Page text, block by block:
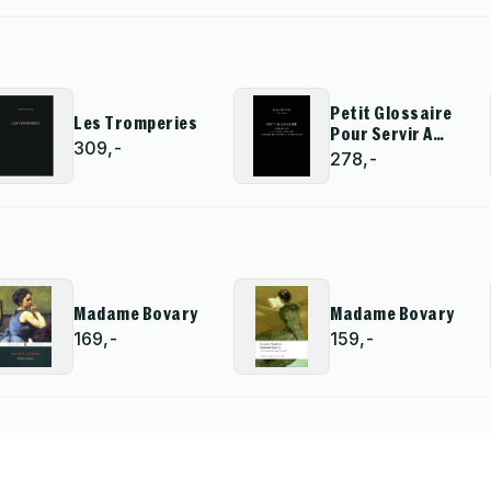
Les Tromperies
309,-
Petit Glossaire
Pour Servir A
L''Intelligence
Des Auteurs
278,-
Madame Bovary
169,-
Madame Bovary
159,-